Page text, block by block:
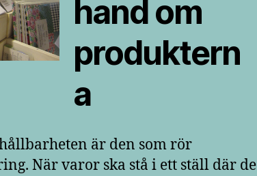
hand om
produktern
a
är den som rör
När varor ska stå i ett ställ där de